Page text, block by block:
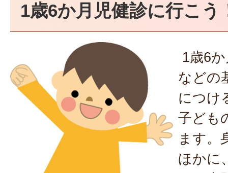
1歳6か月児健診に行こう
1歳6
などの
につけ
子ども
ます。
ほかに